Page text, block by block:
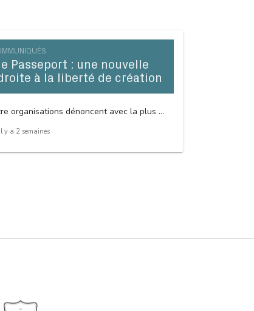
Passeport : une nouvelle
à la liberté de création
organisations dénoncent avec la plus ...
Il y a 2 semaines